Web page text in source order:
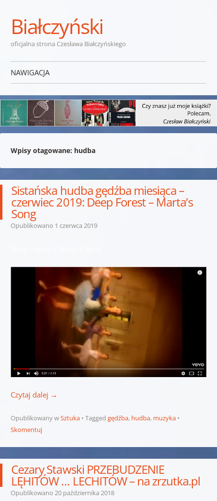
Białczyński
oficjalna strona Czesława Białczyńskiego
NAWIGACJA
Wpisy otagowane: hudba
Sistańska hudba gędźba miesiąca –
czerwiec 2019: Deep Forest – Marta’s
Song
Opublikowano 1 czerwca 2019
Czytaj dalej →
Opublikowany wSztuka Tagged gędźba, hudba, muzyka
Skomentuj
Cezary Stawski PRZEBUDZENIE
LĘHITÓW … LECHITÓW – na zrzutka.pl
Opublikowano 20 października 2018